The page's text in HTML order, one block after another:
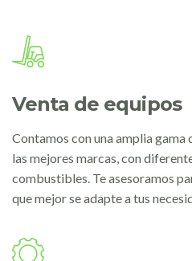
Venta de equipos
Contamos con una amplia gama
las mejores marcas, con
combustibles. Te asesoramos
que mejor se adapte a tus